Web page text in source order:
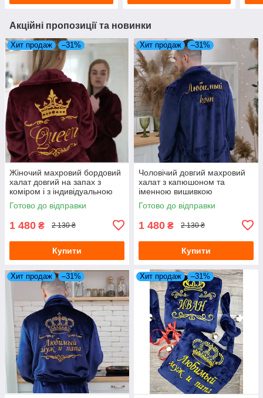
Акційні пропозиції та новинки
Хит продаж –31%
Жіночий махровий бордовий
халат довгий на запах з
коміром і з індивідуальною
вишивкою
Готово до відправки
1 480 ₴ 2 130 ₴
Купити
Хит продаж –31%
Чоловічий довгий махровий
халат з капюшоном та
іменною вишивкою
Готово до відправки
1 480 ₴ 2 130 ₴
Купити
Хит продаж –31% Хит продаж –31%